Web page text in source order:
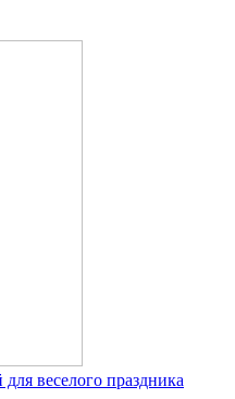
веселого праздника